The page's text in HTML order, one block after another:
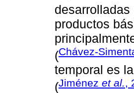
desarrolladas
productos
(Chávez-
temporal es
(Jiménez et al.,